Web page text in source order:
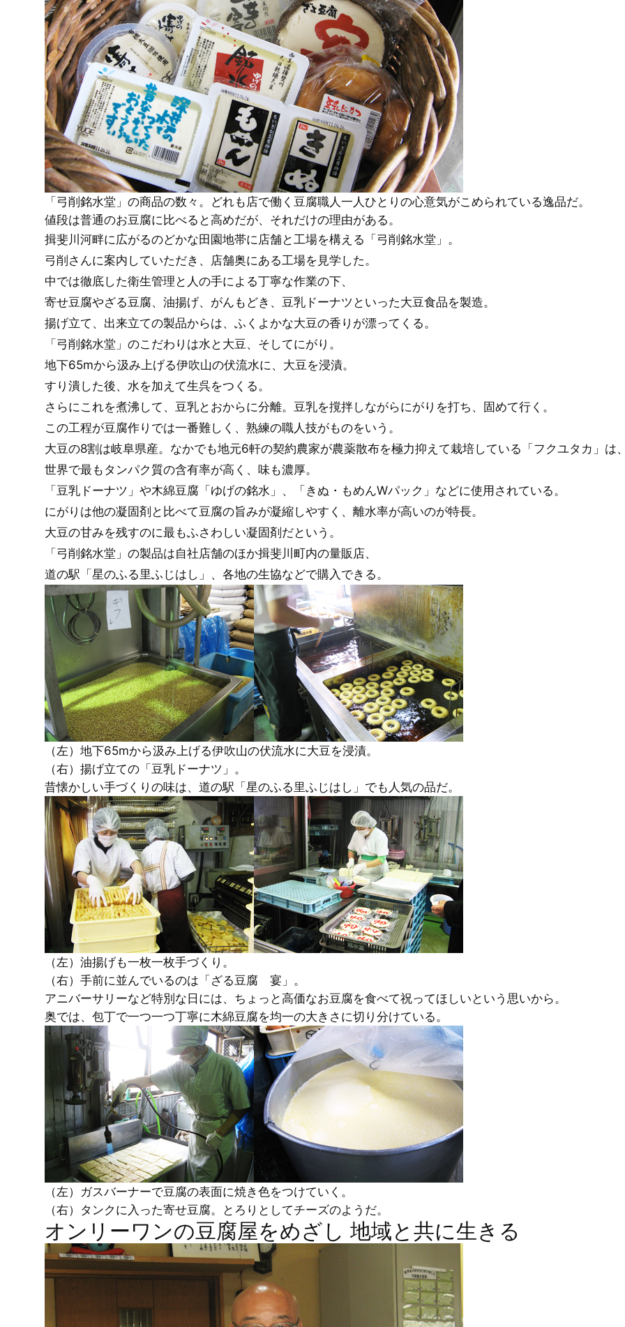
「弓削銘水堂」の商品の数々。どれも店で働く豆腐職人一人ひとりの心意気がこめられている逸品だ。
値段は普通のお豆腐に比べると高めだが、それだけの理由がある。
揖斐川河畔に広がるのどかな田園地帯に店舗と工場を構える「弓削銘水堂」。
弓削さんに案内していただき、店舗奥にある工場を見学した。
中では徹底した衛生管理と人の手による丁寧な作業の下、
寄せ豆腐やざる豆腐、油揚げ、がんもどき、豆乳ドーナツといった大豆食品を製造。
揚げ立て、出来立ての製品からは、ふくよかな大豆の香りが漂ってくる。
「弓削銘水堂」のこだわりは水と大豆、そしてにがり。
地下65mから汲み上げる伊吹山の伏流水に、大豆を浸漬。
すり潰した後、水を加えて生呉をつくる。
さらにこれを煮沸して、豆乳とおからに分離。豆乳を撹拌しながらにがりを打ち、固めて行く。
この工程が豆腐作りでは一番難しく、熟練の職人技がものをいう。
大豆の8割は岐阜県産。なかでも地元6軒の契約農家が農薬散布を極力抑えて栽培している「フクユタカ」は
世界で最もタンパク質の含有率が高く、味も濃厚。
「豆乳ドーナツ」や木綿豆腐「ゆげの銘水」、「きぬ・もめんWパック」などに使用されている。
にがりは他の凝固剤と比べて豆腐の旨みが凝縮しやすく、離水率が高いのが特長。
大豆の甘みを残すのに最もふさわしい凝固剤だという。
「弓削銘水堂」の製品は自社店舗のほか揖斐川町内の量販店、
道の駅「星のふる里ふじはし」、各地の生協などで購入できる。
（左）地下65mから汲み上げる伊吹山の伏流水に大豆を浸漬。
（右）揚げ立ての「豆乳ドーナツ」。
昔懐かしい手づくりの味は、道の駅「星のふる里ふじはし」でも人気の品だ。
（左）油揚げも一枚一枚手づくり。
（右）手前に並んでいるのは「ざる豆腐 宴」。
アニバーサリーなど特別な日には、ちょっと高価なお豆腐を食べて祝ってほしいという思いから。
奥では、包丁で一つ一つ丁寧に木綿豆腐を均一の大きさに切り分けている。
（左）ガスバーナーで豆腐の表面に焼き色をつけていく。
（右）タンクに入った寄せ豆腐。とろりとしてチーズのようだ。
オンリーワンの豆腐屋をめざし 地域と共に生きる